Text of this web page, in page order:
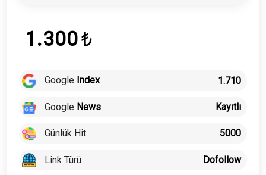
1.300₺
Google Index 1.710
Google News Kayıtlı
Günlük Hit 5000
Link Türü Dofollow